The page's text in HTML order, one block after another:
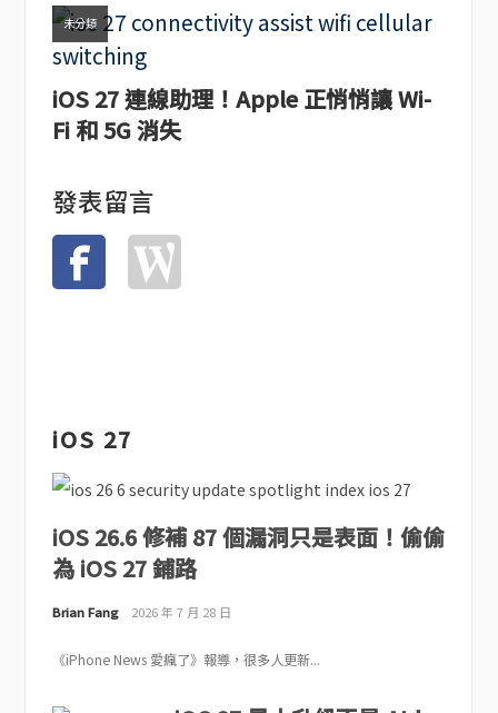
未分類
iOS 27 連線助理！Apple 正悄悄讓 Wi-
Fi 和 5G 消失
發表留言
iOS 27
iOS 26.6 修補 87 個漏洞只是表面！偷偷
為 iOS 27 鋪路
Brian Fang 2026 年 7 月 28 日
《iPhone News 愛瘋了》報導，很多人更新...